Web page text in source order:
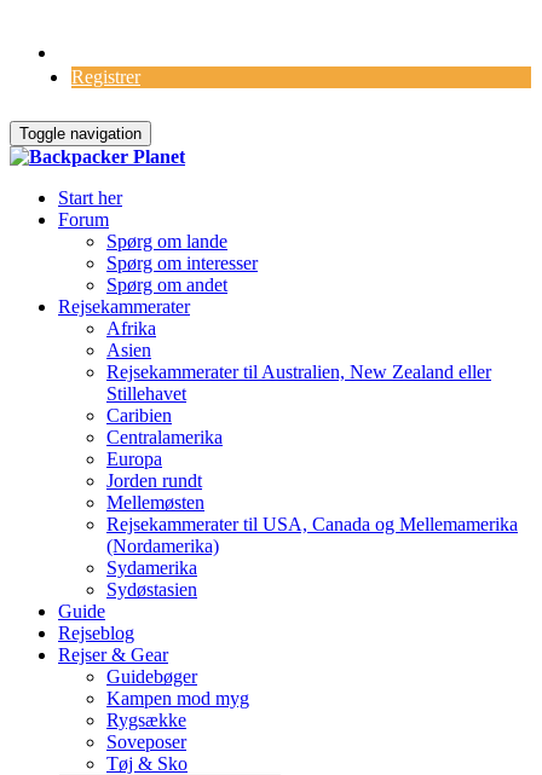
Registrer
Toggle navigation
Start her
Forum
Spørg om lande
Spørg om interesser
Spørg om andet
Rejsekammerater
Afrika
Asien
Rejsekammerater til Australien, New Zealand eller
Stillehavet
Caribien
Centralamerika
Europa
Jorden rundt
Mellemøsten
Rejsekammerater til USA, Canada og Mellemamerika
(Nordamerika)
Sydamerika
Sydøstasien
Guide
Rejseblog
Rejser & Gear
Guidebøger
Kampen mod myg
Rygsække
Soveposer
Tøj & Sko